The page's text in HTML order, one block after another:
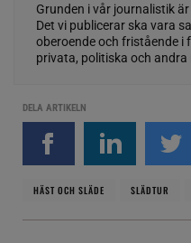
Grunden i vår journalistik
Det vi publicerar ska vara
oberoende och fristående i
privata, politiska och andra
DELA ARTIKELN
HÄST OCH SLÄDE SLÄDTUR